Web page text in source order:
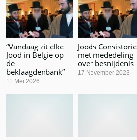
“Vandaag zit elke
Jood in België op
de
beklaagdenbank”
11 Mei 2026
Joods Consistorie
met mededeling
over besnijdenis
17 November 2023